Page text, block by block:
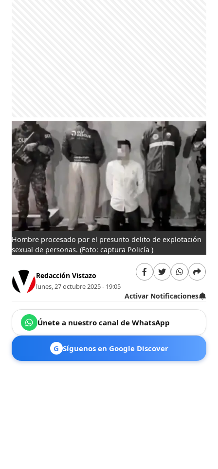
Hombre procesado por el presunto delito de explotación
sexual de personas. (Foto: captura Policía )
Redacción Vistazo
lunes, 27 octubre 2025 - 19:05
Activar Notificaciones
Únete a nuestro canal de WhatsApp
G Síguenos en Google Discover